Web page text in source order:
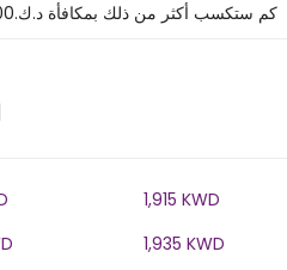
كم ستكسب أكثر من ذلك بمكافأة د.ك.5000 على راتب د.ك.‏٢٤٬٢٤٠ ‏ في الكويت؟
1,915 KWD
1,935 KWD